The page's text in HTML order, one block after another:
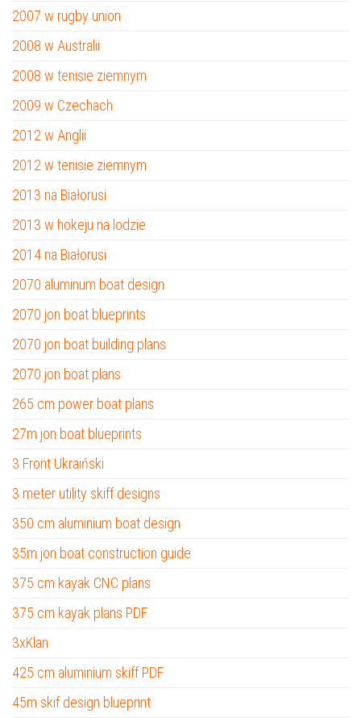
2007 w rugby union
2008 w Australii
2008 w tenisie ziemnym
2009 w Czechach
2012 w Anglii
2012 w tenisie ziemnym
2013 na Białorusi
2013 w hokeju na lodzie
2014 na Białorusi
2070 aluminum boat design
2070 jon boat blueprints
2070 jon boat building plans
2070 jon boat plans
265 cm power boat plans
27m jon boat blueprints
3 Front Ukraiński
3 meter utility skiff designs
350 cm aluminium boat design
35m jon boat construction guide
375 cm kayak CNC plans
375 cm kayak plans PDF
3xKlan
425 cm aluminium skiff PDF
45m skif design blueprint